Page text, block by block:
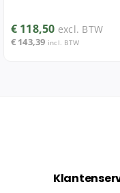
€ 118,50 excl. BTW
€ 143,39 incl. BTW